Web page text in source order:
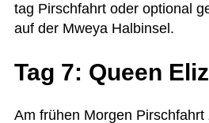
tag Pirsch­fahrt oder optio­nal
auf der Mweya Halbinsel.
Tag 7: Queen
Am frü­hen Mor­gen Pirsch­fahrt